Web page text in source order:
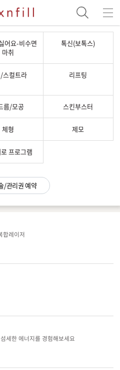
어요-비수면
마취
톡신(보톡스)
스컬트라 리프팅
름/모공 스킨부스터
체형 제모
프로그램
/관리권 예약
레이저
세한 에너지를 경험해보세요